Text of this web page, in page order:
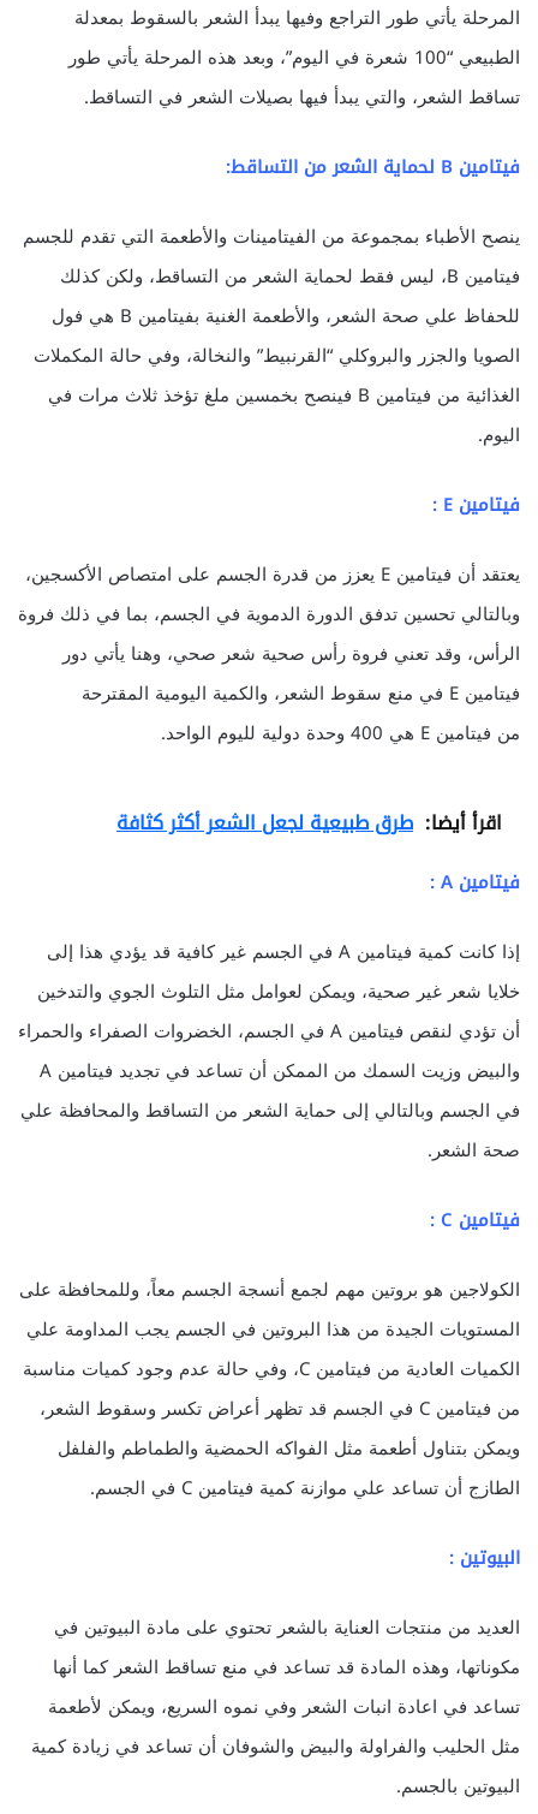
المرحلة يأتي طور التراجع وفيها يبدأ الشعر بالسقوط بمعدلة
الطبيعي “100 شعرة في اليوم”، وبعد هذه المرحلة يأتي طور
تساقط الشعر، والتي يبدأ فيها بصيلات الشعر في التساقط.
فيتامين B لحماية الشعر من التساقط:
ينصح الأطباء بمجموعة من الفيتامينات والأطعمة التي تقدم للجسم
فيتامين B، ليس فقط لحماية الشعر من التساقط، ولكن كذلك
للحفاظ علي صحة الشعر، والأطعمة الغنية بفيتامين B هي فول
الصويا والجزر والبروكلي “القرنبيط” والنخالة، وفي حالة المكملات
الغذائية من فيتامين B فينصح بخمسين ملغ تؤخذ ثلاث مرات في
اليوم.
فيتامين E :
يعتقد أن فيتامين E يعزز من قدرة الجسم على امتصاص الأكسجين،
وبالتالي تحسين تدفق الدورة الدموية في الجسم، بما في ذلك فروة
الرأس، وقد تعني فروة رأس صحية شعر صحي، وهنا يأتي دور
فيتامين E في منع سقوط الشعر، والكمية اليومية المقترحة
من فيتامين E هي 400 وحدة دولية لليوم الواحد.
اقرأ أيضا: طرق طبيعية لجعل الشعر أكثر كثافة
فيتامين A :
إذا كانت كمية فيتامين A في الجسم غير كافية قد يؤدي هذا إلى
خلايا شعر غير صحية، ويمكن لعوامل مثل التلوث الجوي والتدخين
أن تؤدي لنقص فيتامين A في الجسم، الخضروات الصفراء والحمراء
والبيض وزيت السمك من الممكن أن تساعد في تجديد فيتامين A
في الجسم وبالتالي إلى حماية الشعر من التساقط والمحافظة علي
صحة الشعر.
فيتامين C :
الكولاجين هو بروتين مهم لجمع أنسجة الجسم معاً، وللمحافظة على
المستويات الجيدة من هذا البروتين في الجسم يجب المداومة علي
الكميات العادية من فيتامين C، وفي حالة عدم وجود كميات مناسبة
من فيتامين C في الجسم قد تظهر أعراض تكسر وسقوط الشعر،
ويمكن بتناول أطعمة مثل الفواكه الحمضية والطماطم والفلفل
الطازج أن تساعد علي موازنة كمية فيتامين C في الجسم.
البيوتين :
العديد من منتجات العناية بالشعر تحتوي على مادة البيوتين في
مكوناتها، وهذه المادة قد تساعد في منع تساقط الشعر كما أنها
تساعد في اعادة انبات الشعر وفي نموه السريع، ويمكن لأطعمة
مثل الحليب والفراولة والبيض والشوفان أن تساعد في زيادة كمية
البيوتين بالجسم.